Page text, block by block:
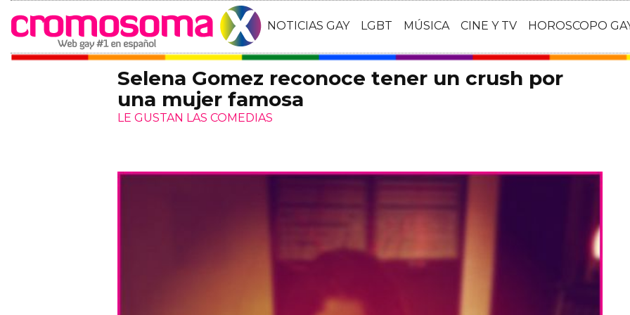
NOTICIAS GAY LGBT MÚSICA CINE Y TV HOROSCOPO
Selena Gomez reconoce tener un crush por
una mujer famosa
LE GUSTAN LAS COMEDIAS